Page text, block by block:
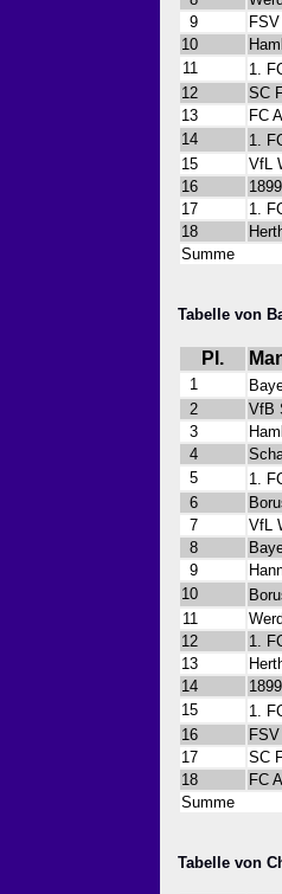
9
10
11
1.
12
SC
13
FC
14
1.
15
VfL
16
17
1.
18
Summe
Tabelle von
Pl.
1
2
VfB
3
4
5
1.
6
7
VfL
8
9
10
11
12
1.
13
14
15
1.
16
17
SC
18
FC
Summe
Tabelle von